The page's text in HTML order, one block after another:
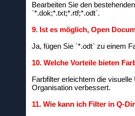
Bearbeiten Sie den
`*.dok;*.txt;*.rtf;*.odt`.
9. Ist es möglich, Open
Ja, fügen Sie `*.odt` zu einem
10. Welche Vorteile bieten
Farbfilter erleichtern die
Organisation verbessert.
11. Wie kann ich Filter in Q-